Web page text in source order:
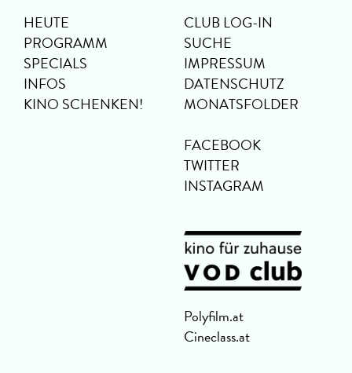
HEUTE
PROGRAMM
SPECIALS
INFOS
KINO SCHENKEN!
CLUB LOG-IN
SUCHE
IMPRESSUM
DATENSCHUTZ
MONATSFOLDER
FACEBOOK
TWITTER
INSTAGRAM
Polyfilm.at
Cineclass.at